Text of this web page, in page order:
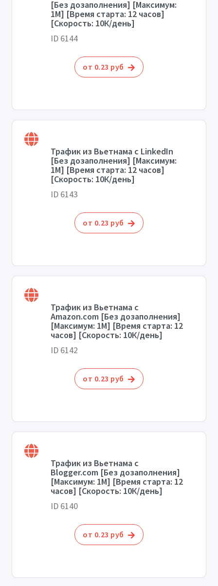
[Без дозаполнения] [Максимум:
1М] [Время старта: 12 часов]
[Скорость: 10К/день]
ID 6144
от 0.23 руб
Трафик из Вьетнама с LinkedIn
[Без дозаполнения] [Максимум:
1М] [Время старта: 12 часов]
[Скорость: 10К/день]
ID 6143
от 0.23 руб
Трафик из Вьетнама с
Amazon.com [Без дозаполнения]
[Максимум: 1М] [Время старта: 12
часов] [Скорость: 10К/день]
ID 6142
от 0.23 руб
Трафик из Вьетнама с
Blogger.com [Без дозаполнения]
[Максимум: 1М] [Время старта: 12
часов] [Скорость: 10К/день]
ID 6140
от 0.23 руб